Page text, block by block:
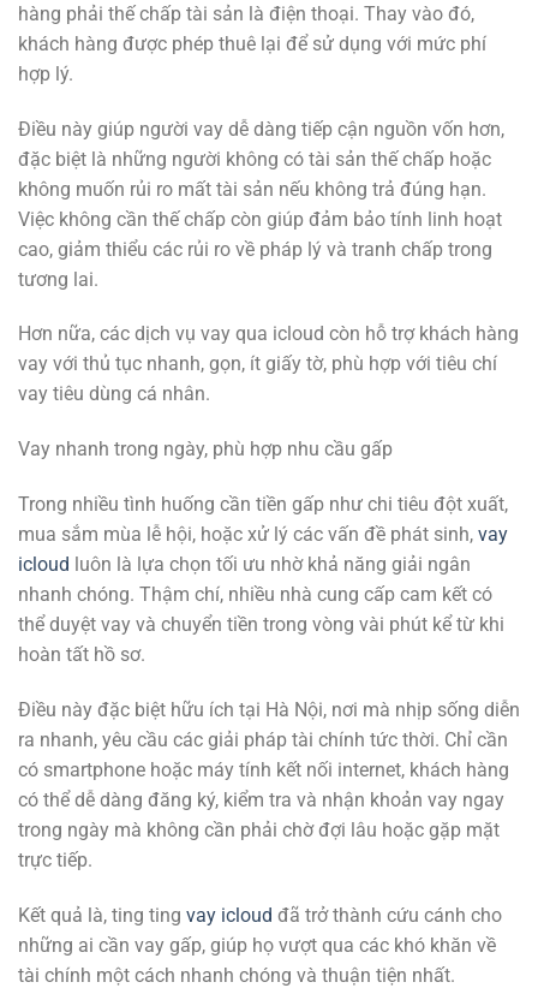
hàng phải thế chấp tài sản là điện thoại. Thay vào đó,
khách hàng được phép thuê lại để sử dụng với mức phí
hợp lý.
Điều này giúp người vay dễ dàng tiếp cận nguồn vốn hơn,
đặc biệt là những người không có tài sản thế chấp hoặc
không muốn rủi ro mất tài sản nếu không trả đúng hạn.
Việc không cần thế chấp còn giúp đảm bảo tính linh hoạt
cao, giảm thiểu các rủi ro về pháp lý và tranh chấp trong
tương lai.
Hơn nữa, các dịch vụ vay qua icloud còn hỗ trợ khách hàng
vay với thủ tục nhanh, gọn, ít giấy tờ, phù hợp với tiêu chí
vay tiêu dùng cá nhân.
Vay nhanh trong ngày, phù hợp nhu cầu gấp
Trong nhiều tình huống cần tiền gấp như chi tiêu đột xuất,
mua sắm mùa lễ hội, hoặc xử lý các vấn đề phát sinh, vay
icloud luôn là lựa chọn tối ưu nhờ khả năng giải ngân
nhanh chóng. Thậm chí, nhiều nhà cung cấp cam kết có
thể duyệt vay và chuyển tiền trong vòng vài phút kể từ khi
hoàn tất hồ sơ.
Điều này đặc biệt hữu ích tại Hà Nội, nơi mà nhịp sống diễn
ra nhanh, yêu cầu các giải pháp tài chính tức thời. Chỉ cần
có smartphone hoặc máy tính kết nối internet, khách hàng
có thể dễ dàng đăng ký, kiểm tra và nhận khoản vay ngay
trong ngày mà không cần phải chờ đợi lâu hoặc gặp mặt
trực tiếp.
Kết quả là, ting ting vay icloud đã trở thành cứu cánh cho
những ai cần vay gấp, giúp họ vượt qua các khó khăn về
tài chính một cách nhanh chóng và thuận tiện nhất.